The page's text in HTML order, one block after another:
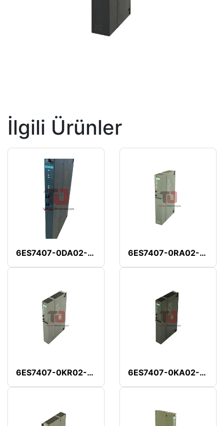
İlgili Ürünler
6ES7407-0DA02-0AA0 6ES7407-0RA02-0AA0
6ES7407-0KR02-0AA0 6ES7407-0KA02-0AA0